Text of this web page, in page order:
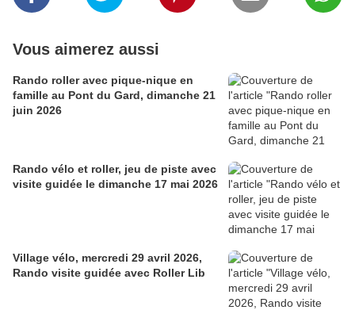
Vous aimerez aussi
Rando roller avec pique-nique en
famille au Pont du Gard, dimanche 21
juin 2026
Rando vélo et roller, jeu de piste avec
visite guidée le dimanche 17 mai 2026
Village vélo, mercredi 29 avril 2026,
Rando visite guidée avec Roller Lib